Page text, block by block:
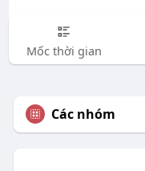
Mốc thời gian
Các nhóm